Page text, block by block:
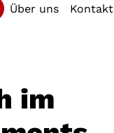
Über uns Kontakt
im